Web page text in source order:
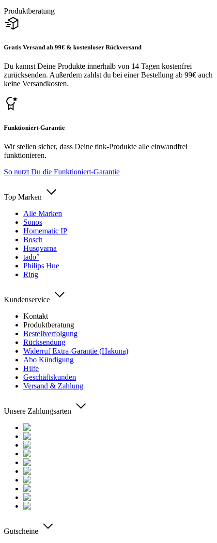
Produktberatung
Gratis Versand ab 99€ & kostenloser Rückversand
Du kannst Deine Produkte innerhalb von 14 Tagen kostenfrei
zurücksenden. Außerdem zahlst du bei einer Bestellung ab 99€ auch
keine Versandkosten.
Funktioniert-Garantie
Wir stellen sicher, dass Deine tink-Produkte alle einwandfrei
funktionieren.
So nutzt Du die Funktioniert-Garantie
Top Marken
Alle Marken
Sonos
Homematic IP
Bosch
Husqvarna
tado°
Philips Hue
Ring
Kundenservice
Kontakt
Produktberatung
Bestellverfolgung
Rücksendung
Widerruf Extra-Garantie (Hakuna)
Abo Kündigung
Hilfe
Geschäftskunden
Versand & Zahlung
Unsere Zahlungsarten
Gutscheine